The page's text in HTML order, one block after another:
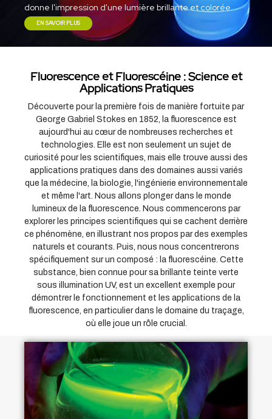
donne l'impression d'une lumière brillante et colorée.
EN SAVOIR PLUS
Fluorescence et Fluorescéine : Science et
Applications Pratiques
Découverte pour la première fois de manière fortuite par
George Gabriel Stokes en 1852, la fluorescence est
aujourd'hui au cœur de nombreuses recherches et
technologies. Elle est non seulement un sujet de
curiosité pour les scientifiques, mais elle trouve aussi des
applications pratiques dans des domaines aussi variés
que la médecine, la biologie, l'ingénierie environnementale
et même l'art. Nous allons plonger dans le monde
lumineux de la fluorescence. Nous commencerons par
explorer les principes scientifiques qui se cachent derrière
ce phénomène, en illustrant nos propos par des exemples
naturels et courants. Puis, nous nous concentrerons
spécifiquement sur un composé : la fluorescéine. Cette
substance, bien connue pour sa brillante teinte verte
sous illumination UV, est un excellent exemple pour
démontrer le fonctionnement et les applications de la
fluorescence, en particulier dans le domaine du traçage,
où elle joue un rôle crucial.